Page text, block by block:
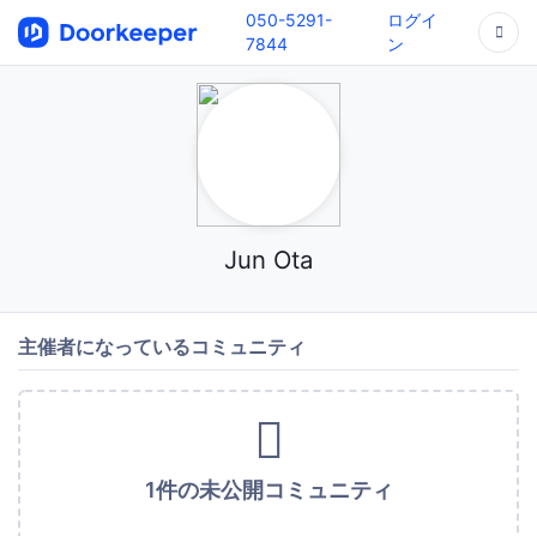
050-5291-
7844
ログイ
ン
Jun Ota
主催者になっているコミュニティ
1件の未公開コミュニティ